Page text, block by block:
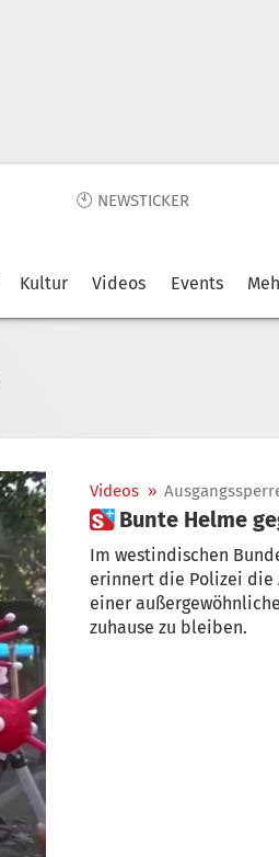
🕙 NEWSTICKER
Kultur Videos Events
Videos »
 Bunte Helme
Im westindischen
erinnert die Polizei die
einer
zuhause zu bleiben.